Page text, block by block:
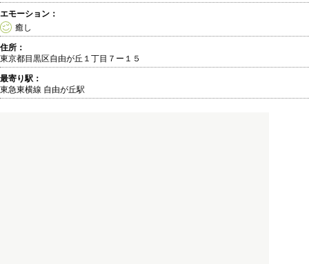
エモーション：
癒し
住所：
東京都目黒区自由が丘１丁目７ー１５
最寄り駅：
東急東横線 自由が丘駅